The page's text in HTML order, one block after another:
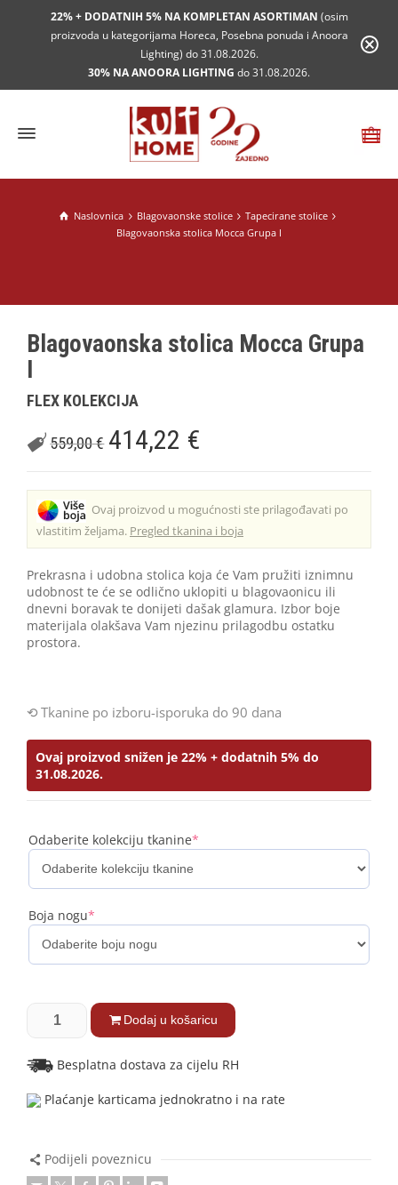
22% + DODATNIH 5% NA KOMPLETAN ASORTIMAN (osim
proizvoda u kategorijama Horeca, Posebna ponuda i Anoora
Lighting) do 31.08.2026.
30% NA ANOORA LIGHTING do 31.08.2026.
Naslovnica Blagovaonske stolice
Tapecirane stolice
Blagovaonska stolica Mocca Grupa I
Blagovaonska stolica Mocca Grupa
I
FLEX KOLEKCIJA
559,00€ 414,22 €
Ovaj proizvod u mogućnosti ste prilagođavati po
vlastitim željama. Pregled tkanina i boja
Prekrasna i udobna stolica koja će Vam pružiti iznimnu
udobnost te će se odlično uklopiti u blagovaonicu ili
dnevni boravak te donijeti dašak glamura. Izbor boje
materijala olakšava Vam njezinu prilagodbu ostatku
prostora.
Tkanine po izboru-isporuka do 90 dana
Ovaj proizvod snižen je 22% + dodatnih 5% do
31.08.2026.
Odaberite kolekciju tkanine*
Boja nogu*
Dodaj u košaricu
Besplatna dostava za cijelu RH
Plaćanje karticama jednokratno i na rate
Podijeli poveznicu